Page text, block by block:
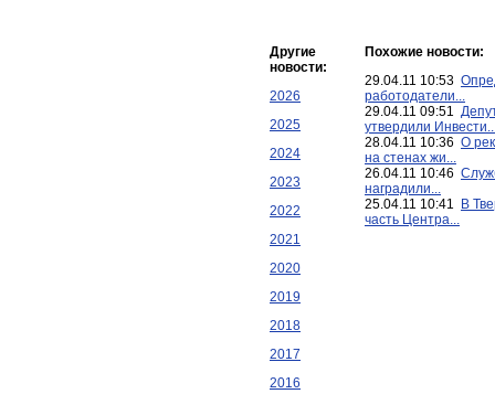
Другие
новости:
2026
2025
2024
2023
2022
2021
2020
2019
2018
2017
2016
Похожие новости:
29.04.11 10:53
работодатели...
29.04.11 09:51
утвердили
28.04.11 10:36 О
на стенах жи...
26.04.11 10:46
наградили...
25.04.11 10:41
В
часть Центра...